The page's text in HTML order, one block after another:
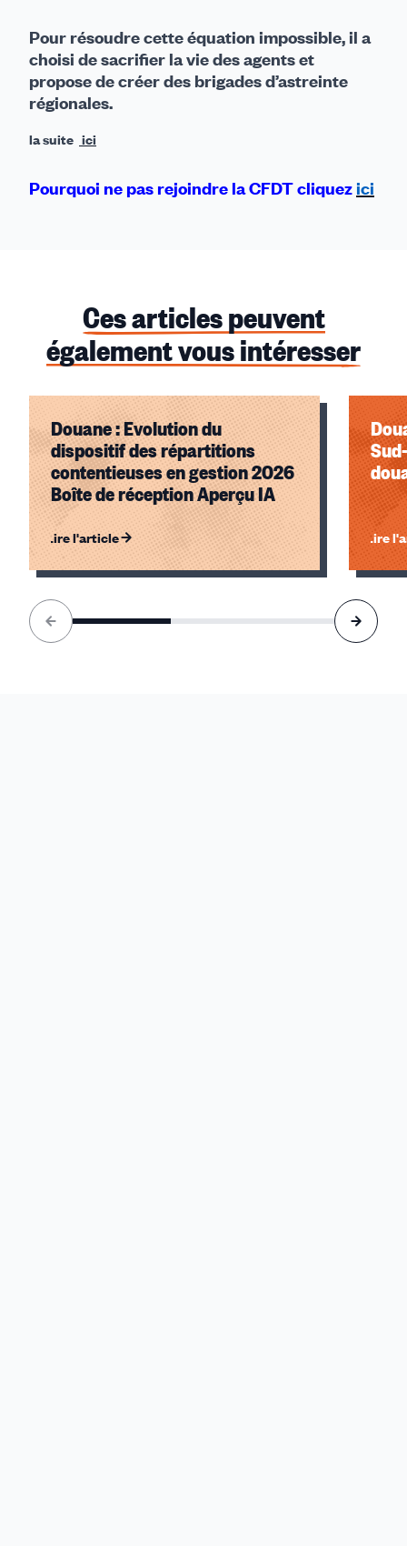
Pour résoudre cette équation impossible, il a
choisi de sacrifier la vie des agents et
propose de créer des brigades d’astreinte
régionales.
la suite ici
Pourquoi ne pas rejoindre la CFDT cliquez ici
Ces articles peuvent
également vous intéresser
Douane : Evolution du
dispositif des répartitions
contentieuses en gestion 2026
Boîte de réception Aperçu IA
Lire l'article Lire